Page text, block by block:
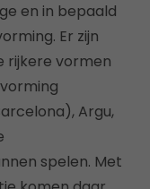
en in bepaald
Er zijn
rijkere vormen
Argu,
spelen. Met